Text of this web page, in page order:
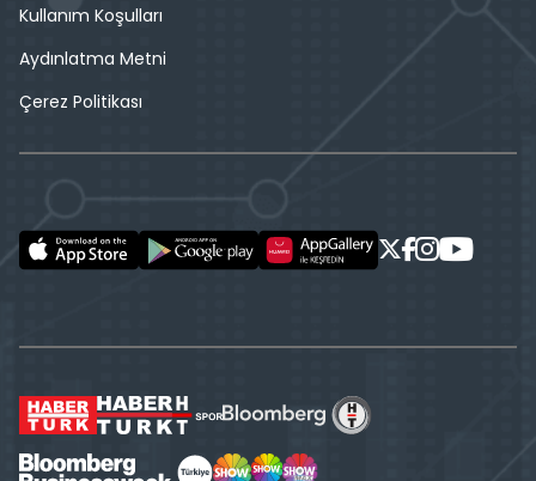
Kullanım Koşulları
Aydınlatma Metni
Çerez Politikası